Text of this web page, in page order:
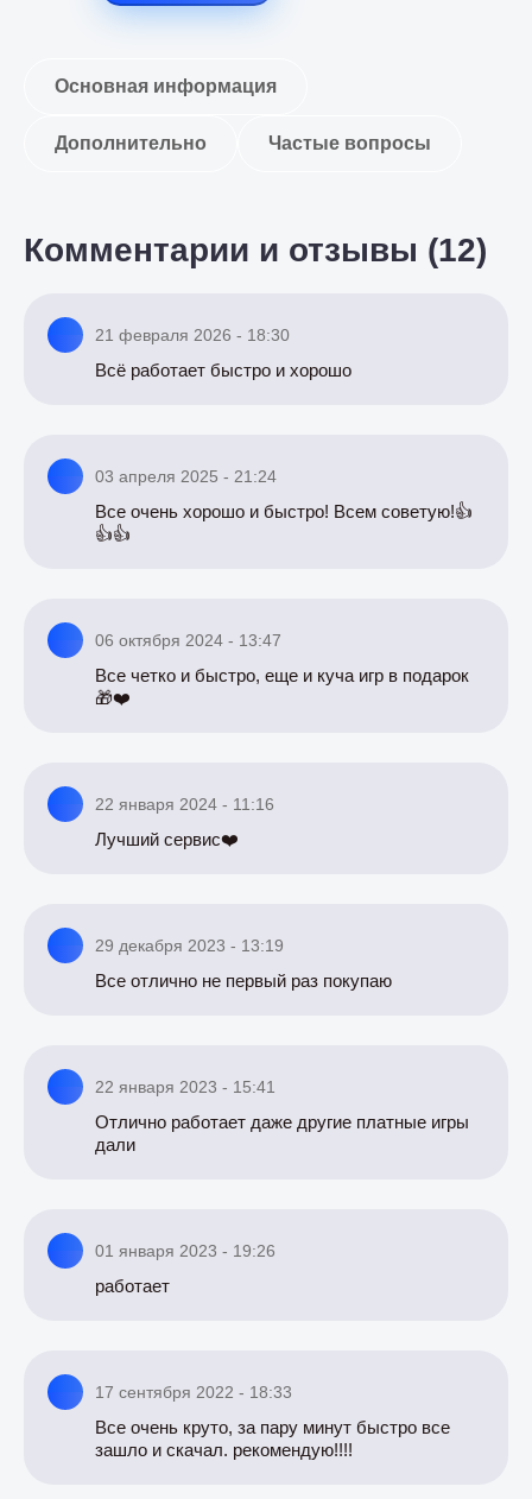
Основная информация
Дополнительно Частые вопросы
Комментарии и отзывы (12)
21 февраля 2026 - 18:30
Всё работает быстро и хорошо
03 апреля 2025 - 21:24
Все очень хорошо и быстро! Всем советую!👍
👍👍
06 октября 2024 - 13:47
Все четко и быстро, еще и куча игр в подарок
🎁❤️
22 января 2024 - 11:16
Лучший сервис❤️
29 декабря 2023 - 13:19
Все отлично не первый раз покупаю
22 января 2023 - 15:41
Отлично работает даже другие платные игры
дали
01 января 2023 - 19:26
работает
17 сентября 2022 - 18:33
Все очень круто, за пару минут быстро все
зашло и скачал. рекомендую!!!!